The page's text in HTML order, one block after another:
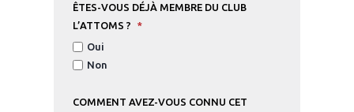
ÊTES-VOUS DÉJÀ MEMBRE DU CLUB
L’ATTOMS ?
*
Oui
Non
COMMENT AVEZ-VOUS CONNU CET